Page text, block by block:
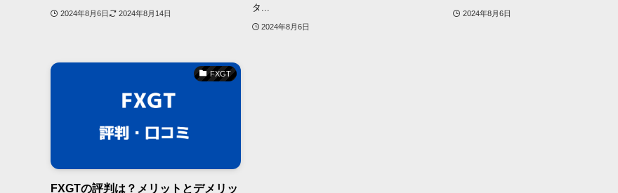
2024年8月6日 2024年8月14日
タ...
2024年8月6日
2024年8月6日
FXGT
FXGTの評判は？メリットとデメリッ